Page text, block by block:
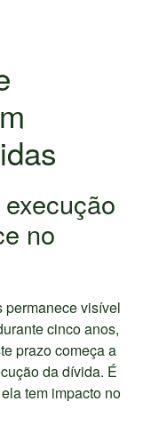
no
permanece visível
cinco anos,
prazo começa a
da dívida. É
tem impacto no